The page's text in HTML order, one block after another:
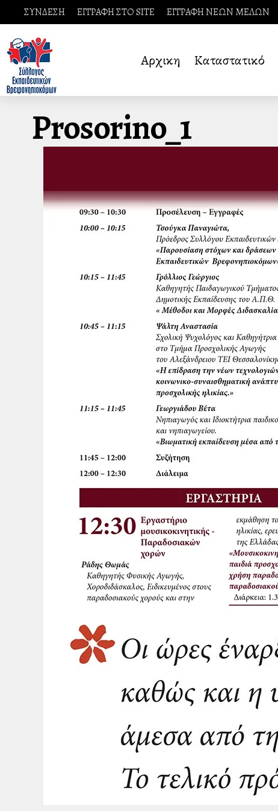
ΣΥΝΔΕΣΗ ΕΓΓΡΑΦΗ ΣΤΟ SITE ΕΓΓΡΑΦΗ ΝΕΩΝ ΜΕΛΩΝ
Αρχικη Καταστατικό
Prosorino_1